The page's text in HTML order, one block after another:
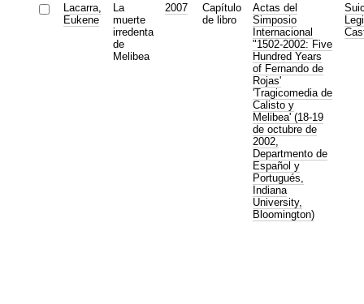
Lacarra,
Eukene
La
muerte
irredenta
de
Melibea
2007
Capítulo
de libro
Actas del
Simposio
Internacional
"1502-2002: Five
Hundred Years
of Fernando de
Rojas'
'Tragicomedia de
Calisto y
Melibea' (18-19
de octubre de
2002,
Departmento de
Español y
Portugués,
Indiana
University,
Bloomington)